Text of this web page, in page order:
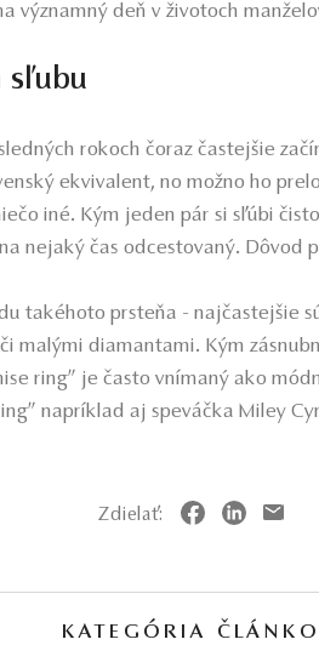
významný deň v životoch
sľubu
rokoch čoraz častejšie
ekvivalent, no možno ho
iné. Kým jeden pár si sľúbi
nejaký čas odcestovaný. Dôvod
takéhoto prsteňa - najčastejšie
malými diamantami. Kým
ring” je často vnímaný ako
napríklad aj speváčka Miley
Zdielať:
KATEGÓRIA